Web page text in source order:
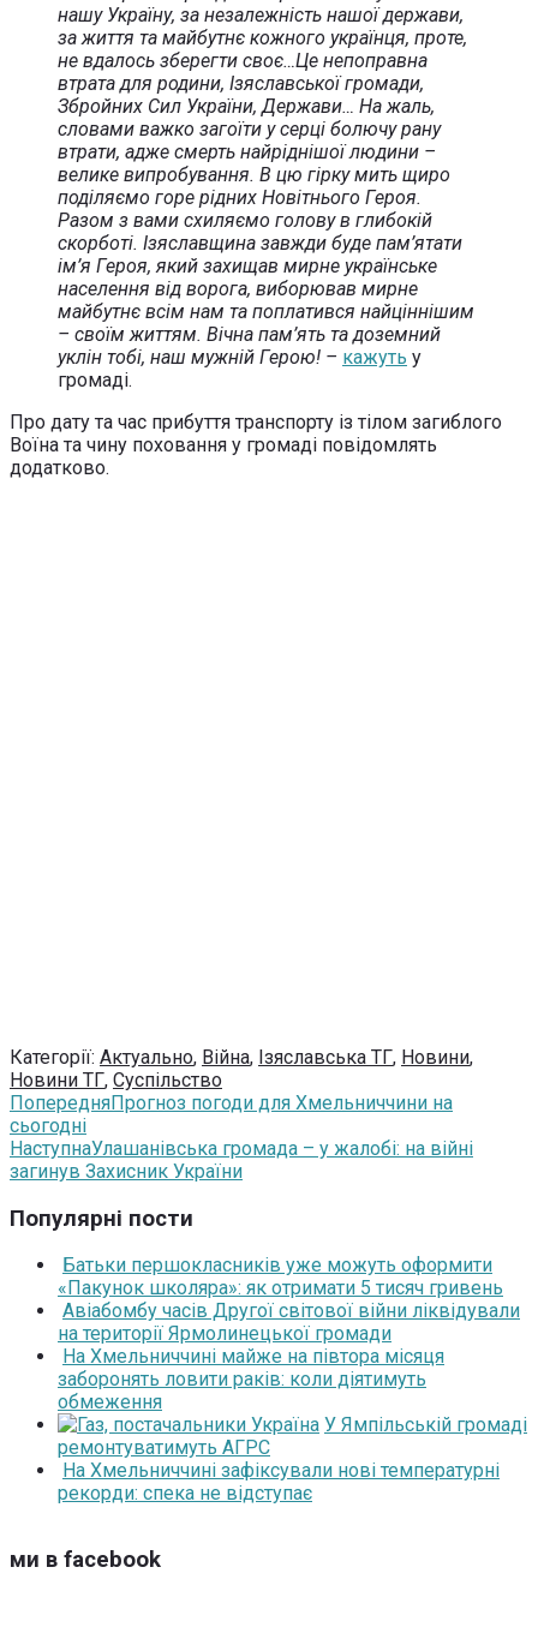
нашу Україну, за незалежність нашої держави,
за життя та майбутнє кожного українця, проте,
не вдалось зберегти своє…Це непоправна
втрата для родини, Ізяславської громади,
Збройних Сил України, Держави… На жаль,
словами важко загоїти у серці болючу рану
втрати, адже смерть найріднішої людини –
велике випробування. В цю гірку мить щиро
поділяємо горе рідних Новітнього Героя.
Разом з вами схиляємо голову в глибокій
скорботі. Ізяславщина завжди буде пам’ятати
ім’я Героя, який захищав мирне українське
населення від ворога, виборював мирне
майбутнє всім нам та поплатився найціннішим
– своїм життям. Вічна пам’ять та доземний
уклін тобі, наш мужній Герою! – кажуть у
громаді.
Про дату та час прибуття транспорту із тілом загиблого
Воїна та чину поховання у громаді повідомлять
додатково.
Категорії: Актуально, Війна, Ізяславська ТГ, Новини,
Новини ТГ, Суспільство
ПопередняПрогноз погоди для Хмельниччини на
сьогодні
НаступнаУлашанівська громада – у жалобі: на війні
загинув Захисник України
Популярні пости
Батьки першокласників уже можуть оформити
«Пакунок школяра»: як отримати 5 тисяч гривень
Авіабомбу часів Другої світової війни ліквідували
на території Ярмолинецької громади
На Хмельниччині майже на півтора місяця
заборонять ловити раків: коли діятимуть
обмеження
У Ямпільській громаді
ремонтуватимуть АГРС
На Хмельниччині зафіксували нові температурні
рекорди: спека не відступає
ми в facebook